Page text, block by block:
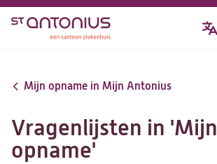
Overslaan
inhoud
Mijn opname in Mijn Antonius
Vragenlijsten in 'Mijn
opname'